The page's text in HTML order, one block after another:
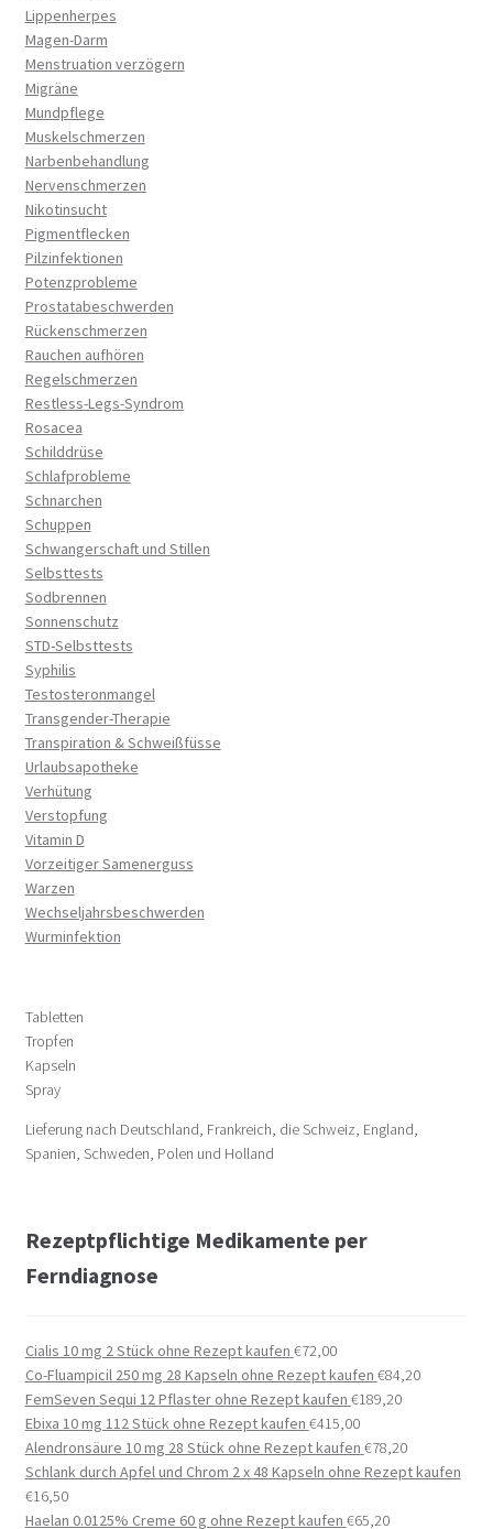
Lippenherpes
Magen-Darm
Menstruation verzögern
Migräne
Mundpflege
Muskelschmerzen
Narbenbehandlung
Nervenschmerzen
Nikotinsucht
Pigmentflecken
Pilzinfektionen
Potenzprobleme
Prostatabeschwerden
Rückenschmerzen
Rauchen aufhören
Regelschmerzen
Restless-Legs-Syndrom
Rosacea
Schilddrüse
Schlafprobleme
Schnarchen
Schuppen
Schwangerschaft und Stillen
Selbsttests
Sodbrennen
Sonnenschutz
STD-Selbsttests
Syphilis
Testosteronmangel
Transgender-Therapie
Transpiration & Schweißfüsse
Urlaubsapotheke
Verhütung
Verstopfung
Vitamin D
Vorzeitiger Samenerguss
Warzen
Wechseljahrsbeschwerden
Wurminfektion
Tabletten
Tropfen
Kapseln
Spray
Lieferung nach Deutschland, Frankreich, die Schweiz, England,
Spanien, Schweden, Polen und Holland
Rezeptpflichtige Medikamente per
Ferndiagnose
Cialis 10 mg 2 Stück ohne Rezept kaufen €72,00
Co-Fluampicil 250 mg 28 Kapseln ohne Rezept kaufen €84,20
FemSeven Sequi 12 Pflaster ohne Rezept kaufen €189,20
Ebixa 10 mg 112 Stück ohne Rezept kaufen €415,00
Alendronsäure 10 mg 28 Stück ohne Rezept kaufen €78,20
Schlank durch Apfel und Chrom 2 x 48 Kapseln ohne Rezept kaufen
€16,50
Haelan 0.0125% Creme 60 g ohne Rezept kaufen €65,20